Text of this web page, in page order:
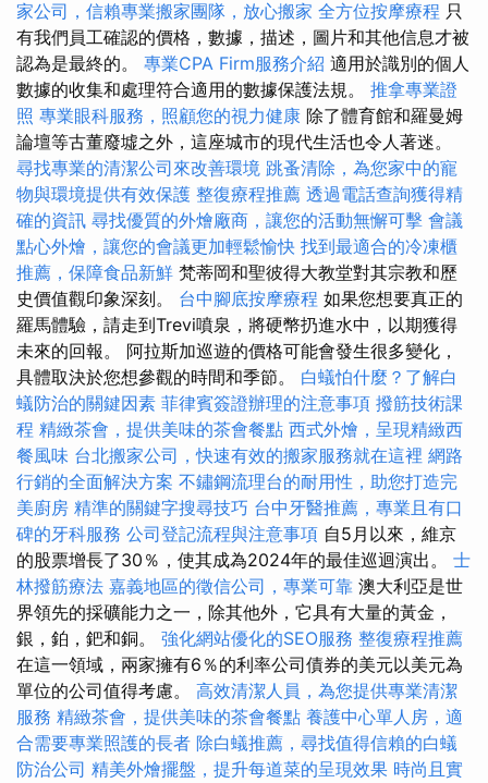
家公司，信賴專業搬家團隊，放心搬家 全方位按摩療程 只
有我們員工確認的價格，數據，描述，圖片和其他信息才被
認為是最終的。 專業CPA Firm服務介紹 適用於識別的個人
數據的收集和處理符合適用的數據保護法規。 推拿專業證
照 專業眼科服務，照顧您的視力健康 除了體育館和羅曼姆
論壇等古董廢墟之外，這座城市的現代生活也令人著迷。
尋找專業的清潔公司來改善環境 跳蚤清除，為您家中的寵
物與環境提供有效保護 整復療程推薦 透過電話查詢獲得精
確的資訊 尋找優質的外燴廠商，讓您的活動無懈可擊 會議
點心外燴，讓您的會議更加輕鬆愉快 找到最適合的冷凍櫃
推薦，保障食品新鮮 梵蒂岡和聖彼得大教堂對其宗教和歷
史價值觀印象深刻。 台中腳底按摩療程 如果您想要真正的
羅馬體驗，請走到Trevi噴泉，將硬幣扔進水中，以期獲得
未來的回報。 阿拉斯加巡遊的價格可能會發生很多變化，
具體取決於您想參觀的時間和季節。 白蟻怕什麼？了解白
蟻防治的關鍵因素 菲律賓簽證辦理的注意事項 撥筋技術課
程 精緻茶會，提供美味的茶會餐點 西式外燴，呈現精緻西
餐風味 台北搬家公司，快速有效的搬家服務就在這裡 網路
行銷的全面解決方案 不鏽鋼流理台的耐用性，助您打造完
美廚房 精準的關鍵字搜尋技巧 台中牙醫推薦，專業且有口
碑的牙科服務 公司登記流程與注意事項 自5月以來，維京
的股票增長了30％，使其成為2024年的最佳巡迴演出。 士
林撥筋療法 嘉義地區的徵信公司，專業可靠 澳大利亞是世
界領先的採礦能力之一，除其他外，它具有大量的黃金，
銀，鉑，鈀和銅。 強化網站優化的SEO服務 整復療程推薦
在這一領域，兩家擁有6％的利率公司債券的美元以美元為
單位的公司值得考慮。 高效清潔人員，為您提供專業清潔
服務 精緻茶會，提供美味的茶會餐點 養護中心單人房，適
合需要專業照護的長者 除白蟻推薦，尋找值得信賴的白蟻
防治公司 精美外燴擺盤，提升每道菜的呈現效果 時尚且實